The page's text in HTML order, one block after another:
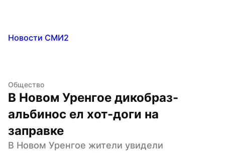
Новости СМИ2
Общество
В Новом Уренгое дикобраз-
альбинос ел хот-доги на
заправке
В Новом Уренгое жители увидели